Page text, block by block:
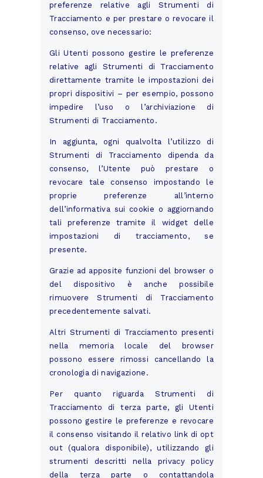
preferenze relative agli Strumenti di
Tracciamento e per prestare o revocare il
consenso, ove necessario:
Gli Utenti possono gestire le preferenze
relative agli Strumenti di Tracciamento
direttamente tramite le impostazioni dei
propri dispositivi – per esempio, possono
impedire l’uso o l’archiviazione di
Strumenti di Tracciamento.
In aggiunta, ogni qualvolta l’utilizzo di
Strumenti di Tracciamento dipenda da
consenso, l’Utente può prestare o
revocare tale consenso impostando le
proprie preferenze all’interno
dell’informativa sui cookie o aggiornando
tali preferenze tramite il widget delle
impostazioni di tracciamento, se
presente.
Grazie ad apposite funzioni del browser o
del dispositivo è anche possibile
rimuovere Strumenti di Tracciamento
precedentemente salvati.
Altri Strumenti di Tracciamento presenti
nella memoria locale del browser
possono essere rimossi cancellando la
cronologia di navigazione.
Per quanto riguarda Strumenti di
Tracciamento di terza parte, gli Utenti
possono gestire le preferenze e revocare
il consenso visitando il relativo link di opt
out (qualora disponibile), utilizzando gli
strumenti descritti nella privacy policy
della terza parte o contattandola